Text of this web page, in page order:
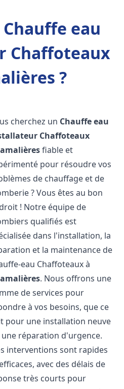
eau
Chaffoteaux
?
cherchez un Chauffe eau
Chaffoteaux
fiable et
pour résoudre vos
de chauffage et de
? Vous êtes au bon
! Notre équipe de
qualifiés est
dans l'installation, la
et la maintenance de
eau Chaffoteaux à
. Nous offrons une
de services pour
à vos besoins, que ce
pour une installation neuve
une réparation d'urgence.
interventions sont rapides
avec des délais de
très courts pour